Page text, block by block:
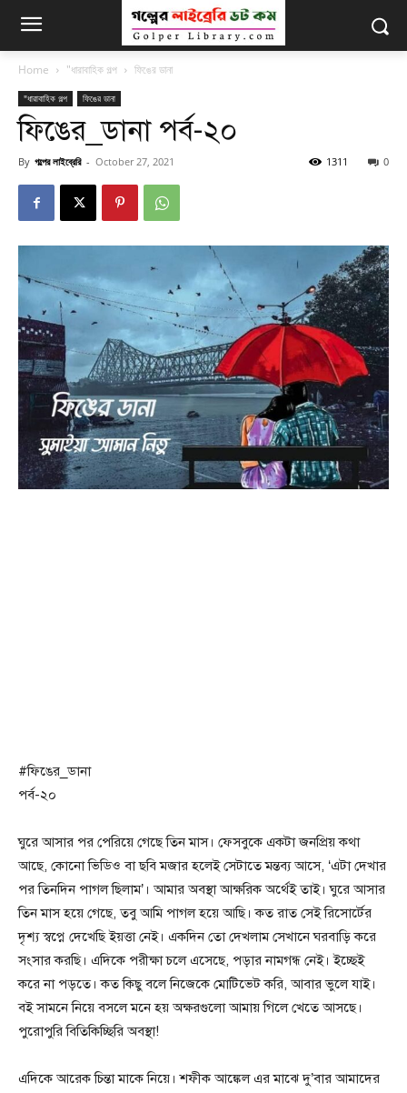
Home "ধারাবাহিক গল্প ফিঙের ডানা
"ধারাবাহিক গল্প ফিঙের ডানা
ফিঙের_ডানা পর্ব-২০
By গল্পের লাইব্রেরি - October 27, 2021 0
1311
#ফিঙের_ডানা
পর্ব-২০
ঘুরে আসার পর পেরিয়ে গেছে তিন মাস। ফেসবুকে একটা জনপ্রিয় কথা
আছে, কোনো ভিডিও বা ছবি মজার হলেই সেটাতে মন্তব্য আসে, ‘এটা দেখার
পর তিনদিন পাগল ছিলাম’। আমার অবস্থা আক্ষরিক অর্থেই তাই। ঘুরে আসার
তিন মাস হয়ে গেছে, তবু আমি পাগল হয়ে আছি। কত রাত সেই রিসোর্টের
দৃশ্য স্বপ্নে দেখেছি ইয়ত্তা নেই। একদিন তো দেখলাম সেখানে ঘরবাড়ি করে
সংসার করছি। এদিকে পরীক্ষা চলে এসেছে, পড়ার নামগন্ধ নেই। ইচ্ছেই
করে না পড়তে। কত কিছু বলে নিজেকে মোটিভেট করি, আবার ভুলে যাই।
বই সামনে নিয়ে বসলে মনে হয় অক্ষরগুলো আমায় গিলে খেতে আসছে।
পুরোপুরি বিতিকিচ্ছিরি অবস্থা!
এদিকে আরেক চিন্তা মাকে নিয়ে। শফীক আঙ্কেল এর মাঝে দু’বার আমাদের